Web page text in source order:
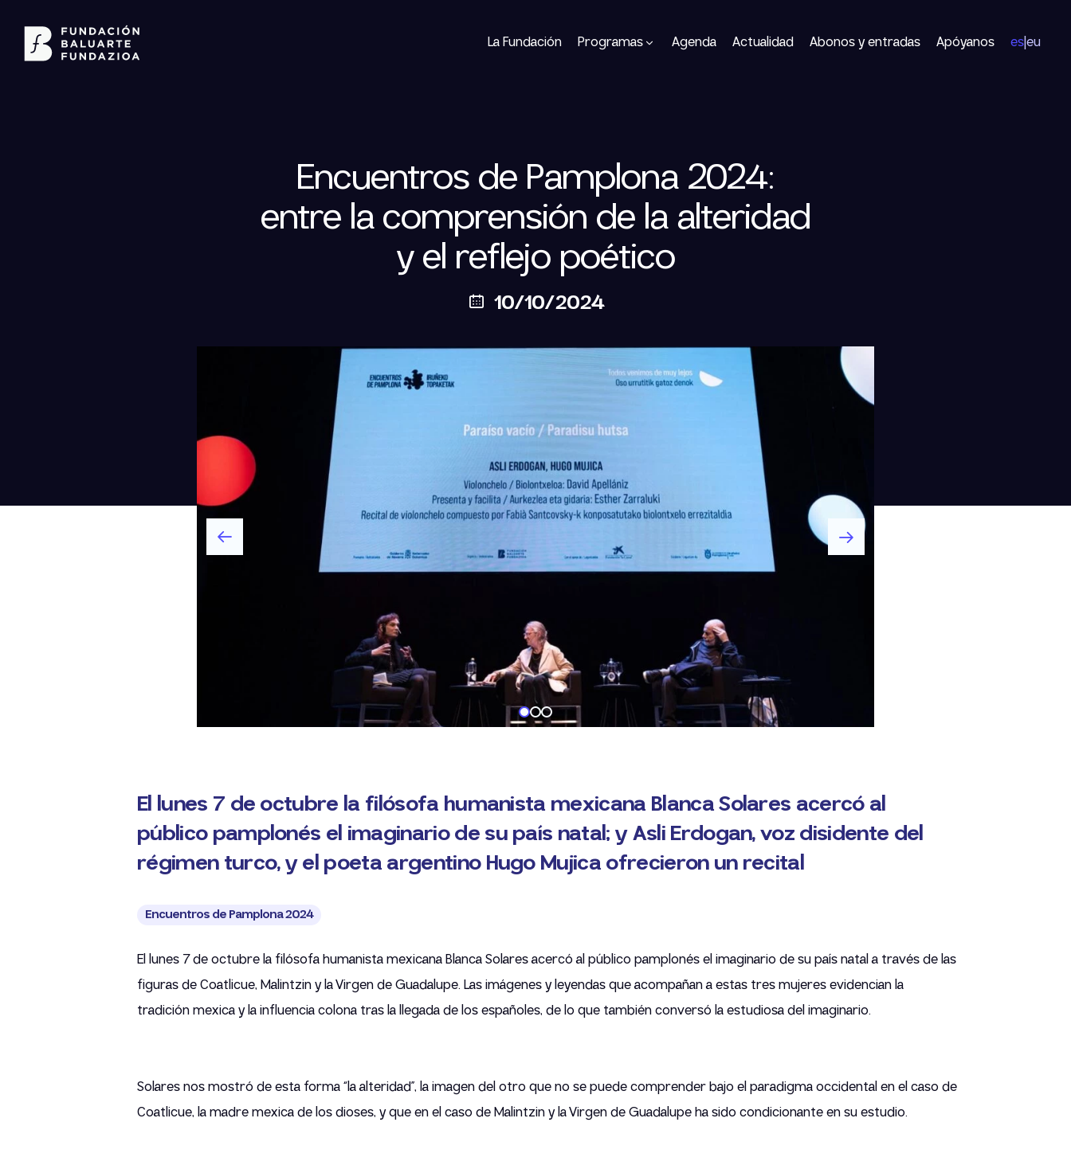
La Fundación Programas Agenda Actualidad Abonos y entradas Apóyanos eseu
Encuentros de Pamplona 2024:
entre la comprensión de la alteridad
y el reflejo poético
10/10/2024
El lunes 7 de octubre la filósofa humanista mexicana Blanca Solares acercó al
público pamplonés el imaginario de su país natal; y Asli Erdogan, voz disidente del
régimen turco, y el poeta argentino Hugo Mujica ofrecieron un recital
Encuentros de Pamplona 2024
El lunes 7 de octubre la filósofa humanista mexicana Blanca Solares acercó al público pamplonés el imaginario de su país natal a través de las
figuras de Coatlicue, Malintzin y la Virgen de Guadalupe. Las imágenes y leyendas que acompañan a estas tres mujeres evidencian la
tradición mexica y la influencia colona tras la llegada de los españoles, de lo que también conversó la estudiosa del imaginario.
Solares nos mostró de esta forma “la alteridad”, la imagen del otro que no se puede comprender bajo el paradigma occidental en el caso de
Coatlicue, la madre mexica de los dioses, y que en el caso de Malintzin y la Virgen de Guadalupe ha sido condicionante en su estudio.